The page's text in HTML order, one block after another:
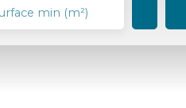
min (m²)